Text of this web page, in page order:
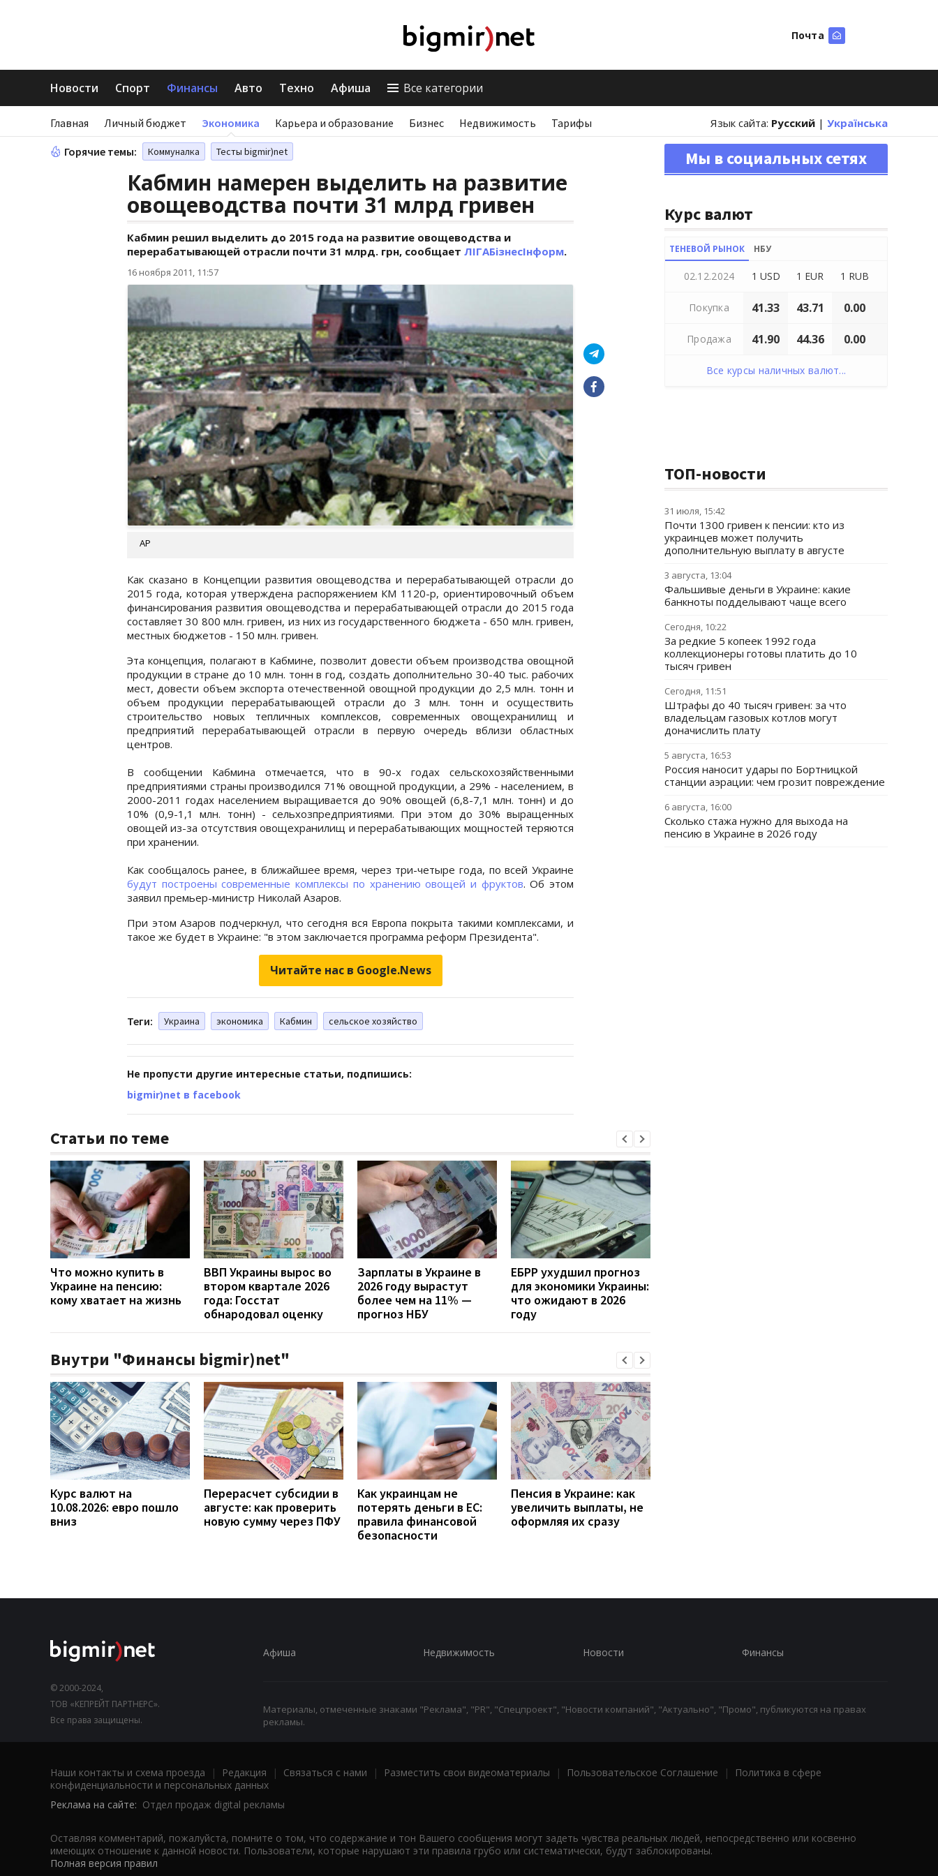
Почта
Новости Спорт Финансы Авто Техно Афиша Все категории
Главная Личный бюджет Экономика Карьера и образование Бизнес Недвижимость Тарифы Язык сайта: Русский | Українська
Горячие темы: Коммуналка Тесты bigmir)net
Кабмин намерен выделить на развитие
овощеводства почти 31 млрд гривен
Кабмин решил выделить до 2015 года на развитие овощеводства и
перерабатывающей отрасли почти 31 млрд. грн, сообщает ЛІГАБізнесІнформ.
16 ноября 2011, 11:57
AP
Как сказано в Концепции развития овощеводства и перерабатывающей отрасли до
2015 года, которая утверждена распоряжением КМ 1120-р, ориентировочный объем
финансирования развития овощеводства и перерабатывающей отрасли до 2015 года
составляет 30 800 млн. гривен, из них из государственного бюджета - 650 млн. гривен,
местных бюджетов - 150 млн. гривен.
Эта концепция, полагают в Кабмине, позволит довести объем производства овощной
продукции в стране до 10 млн. тонн в год, создать дополнительно 30-40 тыс. рабочих
мест, довести объем экспорта отечественной овощной продукции до 2,5 млн. тонн и
объем продукции перерабатывающей отрасли до 3 млн. тонн и осуществить
строительство новых тепличных комплексов, современных овощехранилищ и
предприятий перерабатывающей отрасли в первую очередь вблизи областных
центров.
В сообщении Кабмина отмечается, что в 90-х годах сельскохозяйственными
предприятиями страны производился 71% овощной продукции, а 29% - населением, в
2000-2011 годах населением выращивается до 90% овощей (6,8-7,1 млн. тонн) и до
10% (0,9-1,1 млн. тонн) - сельхозпредприятиями. При этом до 30% выращенных
овощей из-за отсутствия овощехранилищ и перерабатывающих мощностей теряются
при хранении.
Как сообщалось ранее, в ближайшее время, через три-четыре года, по всей Украине
будут построены современные комплексы по хранению овощей и фруктов. Об этом
заявил премьер-министр Николай Азаров.
При этом Азаров подчеркнул, что сегодня вся Европа покрыта такими комплексами, и
такое же будет в Украине: "в этом заключается программа реформ Президента".
Читайте нас в Google.News
Теги: Украина экономика Кабмин сельское хозяйство
Не пропусти другие интересные статьи, подпишись:
bigmir)net в facebook
Статьи по теме
Что можно купить в
Украине на пенсию:
кому хватает на жизнь
ВВП Украины вырос во
втором квартале 2026
года: Госстат
обнародовал оценку
Зарплаты в Украине в
2026 году вырастут
более чем на 11% —
прогноз НБУ
ЕБРР ухудшил прогноз
для экономики Украины:
что ожидают в 2026
году
Внутри "Финансы bigmir)net"
Курс валют на
10.08.2026: евро пошло
вниз
Перерасчет субсидии в
августе: как проверить
новую сумму через ПФУ
Как украинцам не
потерять деньги в ЕС:
правила финансовой
безопасности
Пенсия в Украине: как
увеличить выплаты, не
оформляя их сразу
Мы в социальных сетях
Курс валют
ТЕНЕВОЙ РЫНОК НБУ
02.12.2024 1 USD 1 EUR 1 RUB
Покупка 41.33 43.71 0.00
Продажа 41.90 44.36 0.00
Все курсы наличных валют...
ТОП-новости
31 июля, 15:42
Почти 1300 гривен к пенсии: кто из
украинцев может получить
дополнительную выплату в августе
3 августа, 13:04
Фальшивые деньги в Украине: какие
банкноты подделывают чаще всего
Сегодня, 10:22
За редкие 5 копеек 1992 года
коллекционеры готовы платить до 10
тысяч гривен
Сегодня, 11:51
Штрафы до 40 тысяч гривен: за что
владельцам газовых котлов могут
доначислить плату
5 августа, 16:53
Россия наносит удары по Бортницкой
станции аэрации: чем грозит повреждение
6 августа, 16:00
Сколько стажа нужно для выхода на
пенсию в Украине в 2026 году
© 2000-2024,
ТОВ «КЕПРЕЙТ ПАРТНЕРС».
Все права защищены.
Афиша Недвижимость Новости Финансы
Материалы, отмеченные знаками "Реклама", "PR", "Спецпроект", "Новости компаний", "Актуально", "Промо", публикуются на правах
рекламы.
Наши контакты и схема проезда | Редакция | Связаться с нами | Разместить свои видеоматериалы | Пользовательское Соглашение |
Политика в сфере
конфиденциальности и персональных данных
Реклама на сайте: Отдел продаж digital рекламы
Оставляя комментарий, пожалуйста, помните о том, что содержание и тон Вашего сообщения могут задеть чувства реальных людей, непосредственно или косвенно
имеющих отношение к данной новости. Пользователи, которые нарушают эти правила грубо или систематически, будут заблокированы.
Полная версия правил